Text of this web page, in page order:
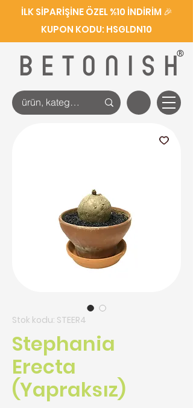
BETONISH
®
İLK SİPARİŞİNE ÖZEL %10 İNDİRİM 🎉
KUPON KODU: HSGLDN10
Stok kodu: STEER4
Stephania
Erecta
(Yapraksız)